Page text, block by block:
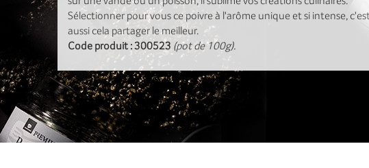
Sélectionner pour vous ce poivre à l'arôme unique et si intense,
aussi cela partager le meilleur.
Code produit : 300523 (pot de 100g).